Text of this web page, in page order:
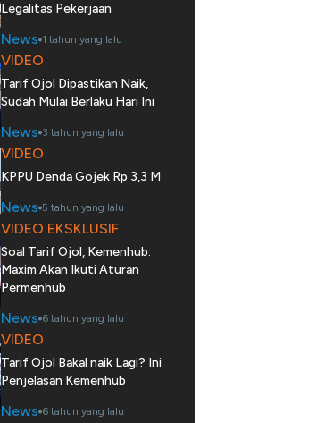
Legalitas Pekerjaan
News 1 tahun yang lalu
VIDEO
Tarif Ojol Dipastikan Naik,
Sudah Mulai Berlaku Hari Ini
News 3 tahun yang lalu
VIDEO
KPPU Denda Gojek Rp 3,3 M
News 5 tahun yang lalu
VIDEO EKSKLUSIF
Soal Tarif Ojol, Kemenhub:
Maxim Akan Ikuti Aturan
Permenhub
News 6 tahun yang lalu
VIDEO
Tarif Ojol Bakal naik Lagi? Ini
Penjelasan Kemenhub
News 6 tahun yang lalu